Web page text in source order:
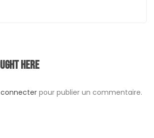
here
pour publier un commentaire.